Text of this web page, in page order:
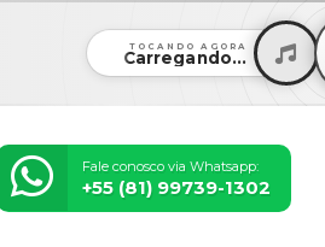
TOCANDO AGORA
Carregando...
Fale conosco via Whatsapp:
+55 (81) 99739-1302